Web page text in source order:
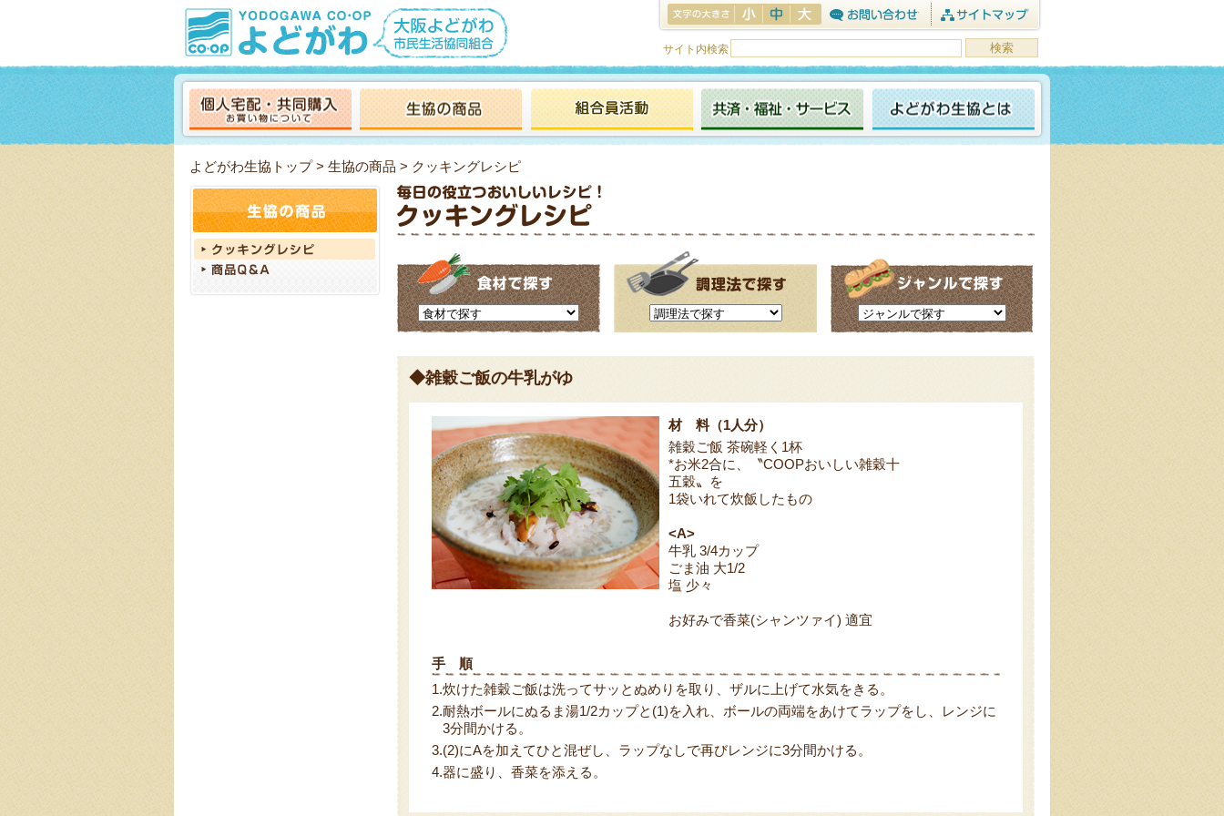
サイト内検索
よどがわ生協トップ> 生協の商品 > クッキングレシピ
◆雑穀ご飯の牛乳がゆ
材 料（1人分）
雑穀ご飯 茶碗軽く1杯
*お米2合に、〝COOPおいしい雑穀十
五穀〟を
1袋いれて炊飯したもの
<A>
牛乳 3/4カップ
ごま油 大1/2
塩 少々
お好みで香菜(シャンツァイ) 適宜
手 順
1.炊けた雑穀ご飯は洗ってサッとぬめりを取り、ザルに上げて水気をきる。
2.耐熱ボールにぬるま湯1/2カップと(1)を入れ、ボールの両端をあけてラップをし、レンジに
3分間かける。
3.(2)にAを加えてひと混ぜし、ラップなしで再びレンジに3分間かける。
4.器に盛り、香菜を添える。